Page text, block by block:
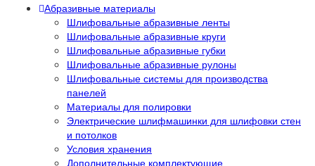
Абразивные материалы
Шлифовальные абразивные ленты
Шлифовальные абразивные круги
Шлифовальные абразивные губки
Шлифовальные абразивные рулоны
Шлифовальные системы для производства
панелей
Материалы для полировки
Электрические шлифмашинки для шлифовки стен
и потолков
Условия хранения
Дополнительные комплектующие